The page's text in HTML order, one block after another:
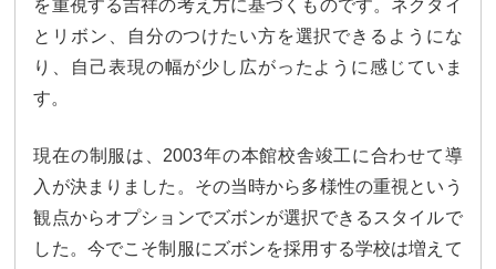
を重視する吉祥の考え方に基づくものです。ネクタイ
とリボン、自分のつけたい方を選択できるようにな
り、自己表現の幅が少し広がったように感じていま
す。
現在の制服は、2003年の本館校舎竣工に合わせて導
入が決まりました。その当時から多様性の重視という
観点からオプションでズボンが選択できるスタイルで
した。今でこそ制服にズボンを採用する学校は増えて